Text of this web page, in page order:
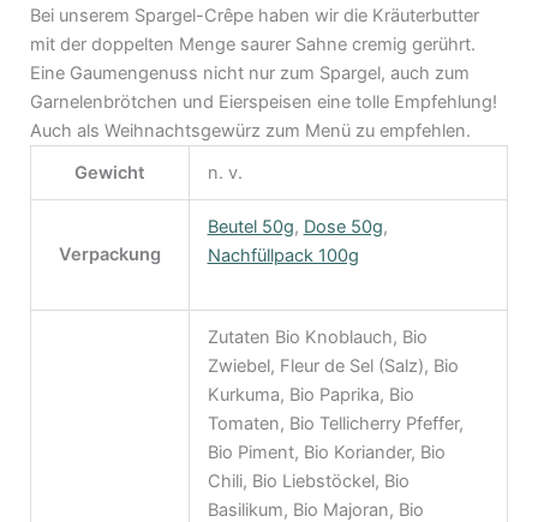
Bei unserem Spargel-Crêpe haben wir die Kräuterbutter
mit der doppelten Menge saurer Sahne cremig gerührt.
Eine Gaumengenuss nicht nur zum Spargel, auch zum
Garnelenbrötchen und Eierspeisen eine tolle Empfehlung!
Auch als Weihnachtsgewürz zum Menü zu empfehlen.
Gewicht
n. v.
Verpackung
Beutel 50g, Dose 50g,
Nachfüllpack 100g
Zutaten Bio Knoblauch, Bio
Zwiebel, Fleur de Sel (Salz), Bio
Kurkuma, Bio Paprika, Bio
Tomaten, Bio Tellicherry Pfeffer,
Bio Piment, Bio Koriander, Bio
Chili, Bio Liebstöckel, Bio
Basilikum, Bio Majoran, Bio